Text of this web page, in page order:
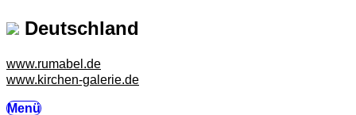
Deutschland
www.rumabel.de
www.kirchen-galerie.de
Menü